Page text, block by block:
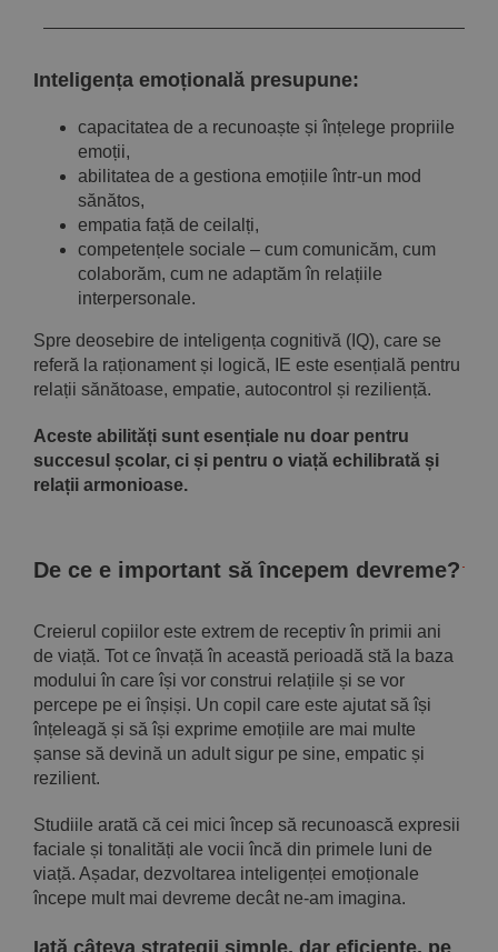
Inteligența emoțională presupune:
capacitatea de a recunoaște și înțelege propriile
emoții,
abilitatea de a gestiona emoțiile într-un mod
sănătos,
empatia față de ceilalți,
competențele sociale – cum comunicăm, cum
colaborăm, cum ne adaptăm în relațiile
interpersonale.
Spre deosebire de inteligența cognitivă (IQ), care se
referă la raționament și logică, IE este esențială pentru
relații sănătoase, empatie, autocontrol și reziliență.
Aceste abilități sunt esențiale nu doar pentru
succesul școlar, ci și pentru o viață echilibrată și
relații armonioase.
De ce e important să începem devreme?
Creierul copiilor este extrem de receptiv în primii ani
de viață. Tot ce învață în această perioadă stă la baza
modului în care își vor construi relațiile și se vor
percepe pe ei înșiși. Un copil care este ajutat să își
înțeleagă și să își exprime emoțiile are mai multe
șanse să devină un adult sigur pe sine, empatic și
rezilient.
Studiile arată că cei mici încep să recunoască expresii
faciale și tonalități ale vocii încă din primele luni de
viață. Așadar, dezvoltarea inteligenței emoționale
începe mult mai devreme decât ne-am imagina.